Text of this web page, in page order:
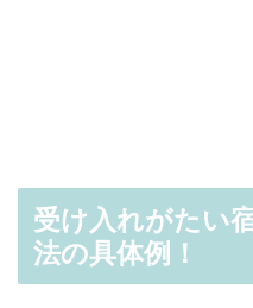
受け入れがたい
法の具体例！